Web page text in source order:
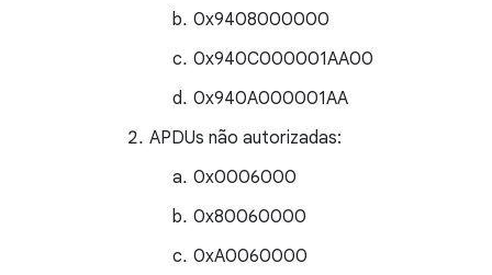
0x9408000000
0x940C000001AA00
0x940A000001AA
APDUs não autorizadas:
0x0006000
0x80060000
0xA0060000